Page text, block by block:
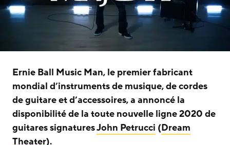
Ernie Ball Music Man, le premier fabricant
mondial d’instruments de musique, de cordes
de guitare et d’accessoires, a annoncé la
disponibilité de la toute nouvelle ligne 2020 de
guitares signaturesJohn Petrucci (Dream
Theater).